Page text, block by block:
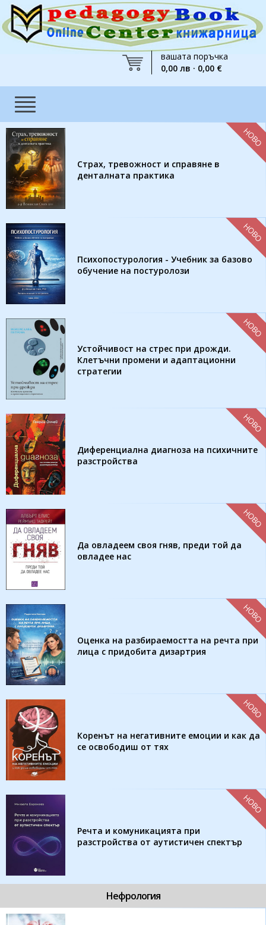
вашата поръчка
0,00 лв · 0,00 €
Страх, тревожност и справяне в
денталната практика
НОВО
Психопостурология - Учебник за базово
обучение на постуролози
НОВО
Устойчивост на стрес при дрожди.
Клетъчни промени и адаптационни
стратегии
НОВО
Диференциална диагноза на психичните
разстройства
НОВО
Да овладеем своя гняв, преди той да
овладее нас
НОВО
Оценка на разбираемостта на речта при
лица с придобита дизартрия
НОВО
Коренът на негативните емоции и как да
се освободиш от тях
НОВО
Речта и комуникацията при
разстройства от аутистичен спектър
НОВО
Нефрология